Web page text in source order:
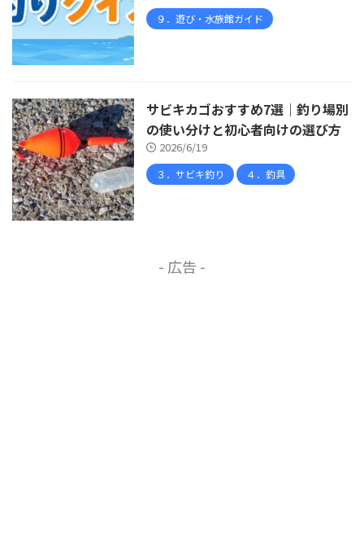
９．遊び・水族館ガイド
サビキカゴおすすめ7選｜釣り場別
の使い分けと初心者向けの選び方
2026/6/19
３．サビキ釣り ４．釣具
- 広告 -